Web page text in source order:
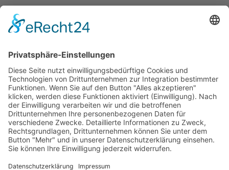
Streckenskizze Programmheft
Alle Ergebnisse:
Nennungsliste
Ergebnis Zeittraining Original Zeitnahme
Startaufstellung
Original Zeitnahme
Ergebnis Rennen
Original Zeitnahme